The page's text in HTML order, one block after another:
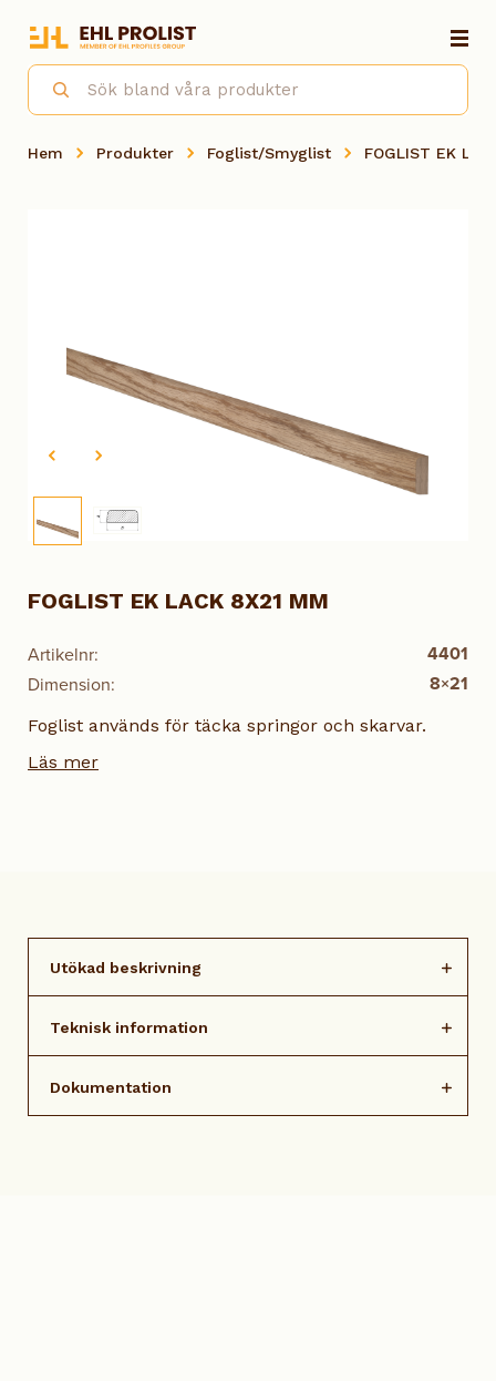
Hem Produkter Foglist/Smyglist FOGLIST EK
Artikelnr: 4401
Dimension: 8×21
FOGLIST EK LACK 8X21 MM
Foglist används för täcka springor och skarvar.
Läs mer
Utökad beskrivning
Teknisk information
Dokumentation